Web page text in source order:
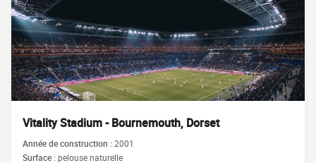
Vitality Stadium - Bournemouth, Dorset
Année de construction :2001
Surface :pelouse naturelle